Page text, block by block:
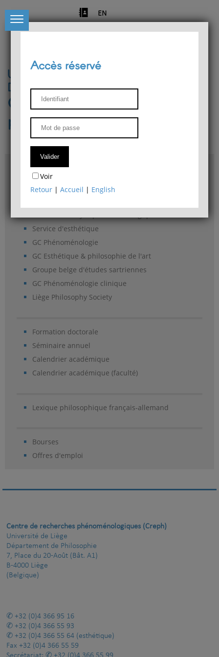
EN
Université de Liège
Département de philosophie
Centre de recherches
phénoménologiques
Accès & plans
Bibliothèque du Département de philosophie
Service d'esthétique
GC Phénoménologie
GC Esthétique & philosophie de l'art
Groupe belge d'études sartriennes
GC Phénoménologie clinique
Liège Philosophy Society
Formation doctorale
Séminaire annuel
Calendrier académique
Calendrier académique (faculté)
Lexique philosophique français-allemand
Bourses
Offres d'emploi
Accès réservé
Voir
Retour |Accueil | English
Centre de recherches phénoménologiques (Creph)
Université de Liège
Département de Philosophie
7, Place du 20-Août (Bât. A1)
B-4000 Liège
(Belgique)
+32 (0)4 366 95 16
+32 (0)4 366 55 93
+32 (0)4 366 55 64 (esthétique)
Fax +32 (0)4 366 55 59